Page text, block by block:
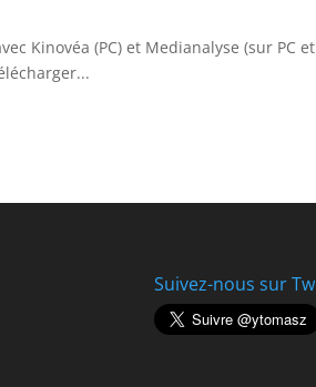
Kinovéa (PC) et Medianalyse (sur PC
Suivez-nous sur